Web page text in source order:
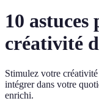
10
créativité
Stimulez votre créativité
intégrer dans votre
enrichi.